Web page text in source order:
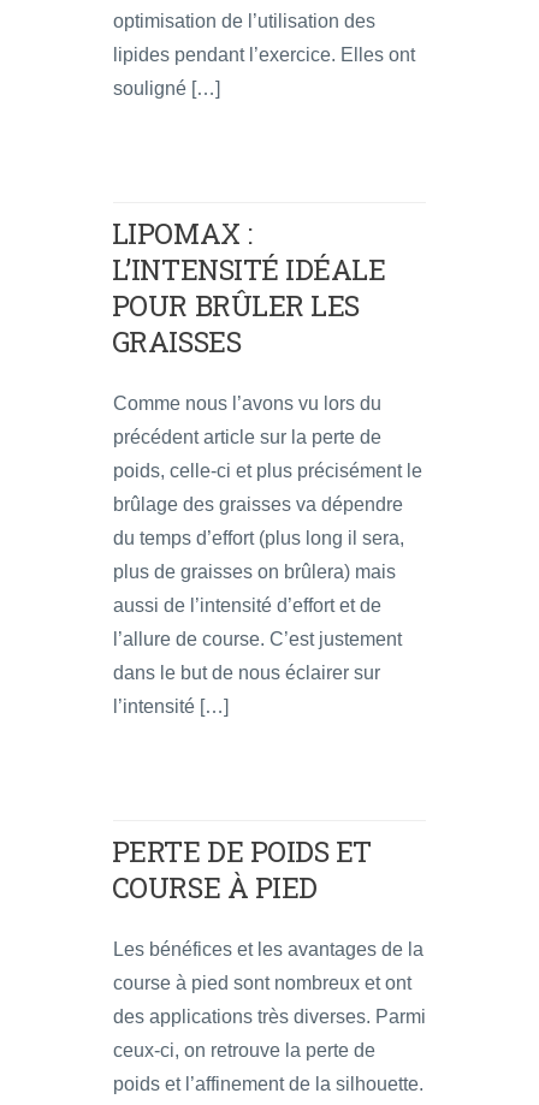
optimisation de l’utilisation des
lipides pendant l’exercice. Elles ont
souligné […]
LIPOMAX :
L’INTENSITÉ IDÉALE
POUR BRÛLER LES
GRAISSES
Comme nous l’avons vu lors du
précédent article sur la perte de
poids, celle-ci et plus précisément le
brûlage des graisses va dépendre
du temps d’effort (plus long il sera,
plus de graisses on brûlera) mais
aussi de l’intensité d’effort et de
l’allure de course. C’est justement
dans le but de nous éclairer sur
l’intensité […]
PERTE DE POIDS ET
COURSE À PIED
Les bénéfices et les avantages de la
course à pied sont nombreux et ont
des applications très diverses. Parmi
ceux-ci, on retrouve la perte de
poids et l’affinement de la silhouette.